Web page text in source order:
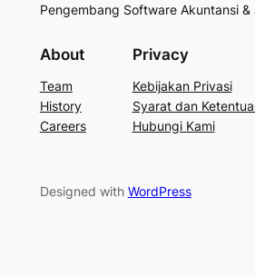
Pengembang Software Akuntansi &
About
Team
History
Careers
Privacy
Kebijakan Privasi
Syarat dan
Hubungi Kami
Designed with WordPress